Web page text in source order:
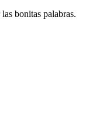
bonitas palabras.